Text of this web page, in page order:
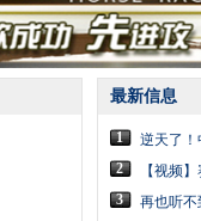
最新信息
1
逆天了！
2
【视频
3
再也听不